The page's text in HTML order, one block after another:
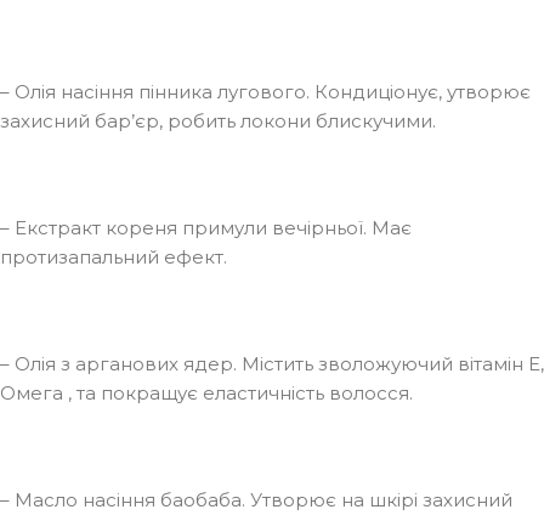
– Олія насіння пінника лугового. Кондиціонує, утворює
захисний бар’єр, робить локони блискучими.
– Екстракт кореня примули вечірньої. Має
протизапальний ефект.
– Олія з арганових ядер. Містить зволожуючий вітамін Е,
Омега , та покращує еластичність волосся.
– Масло насіння баобаба. Утворює на шкірі захисний